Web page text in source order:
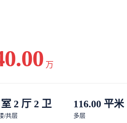
万
2 厅 2 卫
/共层
116.00 平米
多层